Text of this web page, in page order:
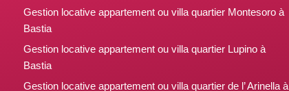
Gestion locative appartement ou villa quartier Montesoro à
Bastia
Gestion locative appartement ou villa quartier Lupino à
Bastia
Gestion locative appartement ou villa quartier de l’ Arinella à